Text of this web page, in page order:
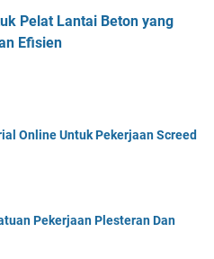
Pelat Lantai Beton yang
Efisien
Online Untuk Pekerjaan Screed
Pekerjaan Plesteran Dan